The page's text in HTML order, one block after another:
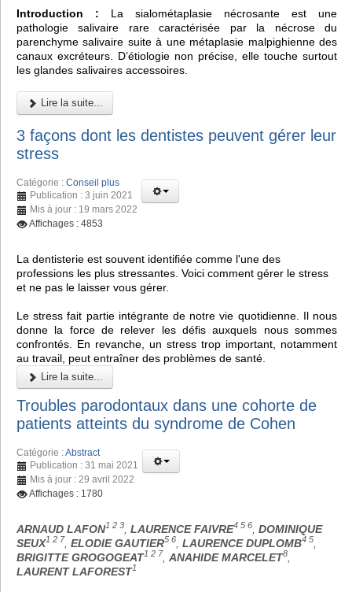
Introduction : La sialométaplasie nécrosante est une
pathologie salivaire rare caractérisée par la nécrose du
parenchyme salivaire suite à une métaplasie malpighienne des
canaux excréteurs. D’étiologie non précise, elle touche surtout
les glandes salivaires accessoires.
Lire la suite...
3 façons dont les dentistes peuvent gérer leur
stress
Catégorie : Conseil plus
Publication : 3 juin 2021
Mis à jour : 19 mars 2022
Affichages : 4853
La dentisterie est souvent identifiée comme l'une des
professions les plus stressantes. Voici comment gérer le stress
et ne pas le laisser vous gérer.
Le stress fait partie intégrante de notre vie quotidienne. Il nous
donne la force de relever les défis auxquels nous sommes
confrontés. En revanche, un stress trop important, notamment
au travail, peut entraîner des problèmes de santé.
Lire la suite...
Troubles parodontaux dans une cohorte de
patients atteints du syndrome de Cohen
Catégorie :Abstract
Publication : 31 mai 2021
Mis à jour : 29 avril 2022
Affichages : 1780
ARNAUD LAFON1 2 3 LAURENCE FAIVRE4 5 6
DOMINIQUE
SEUX1 2 7 ELODIE GAUTIER5 6 LAURENCE DUPLOMB4 5
BRIGITTE GROGOGEAT1 2 7 ANAHIDE MARCELET8
LAURENT LAFOREST1